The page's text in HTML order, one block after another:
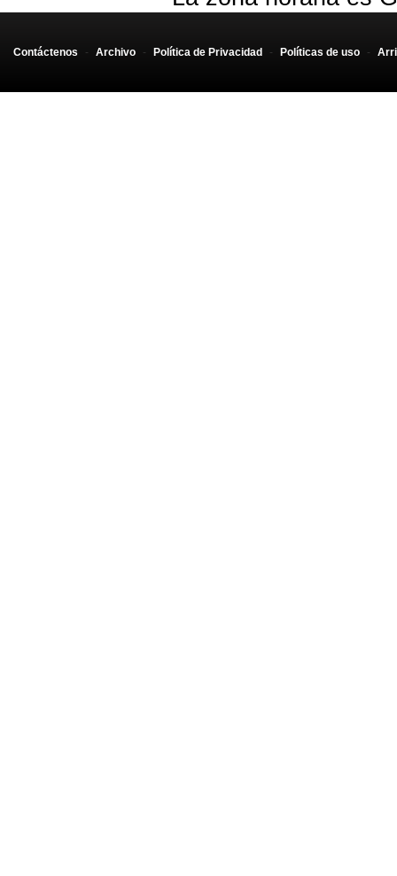
Contáctenos - Archivo - Política de Privacidad - Políticas de uso -